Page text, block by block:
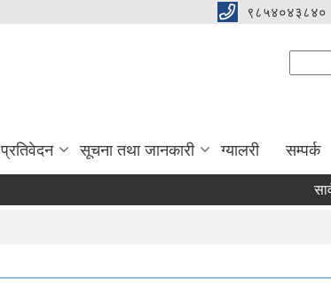
९८५४०४३८४०
प्रतिवेदन सूचना तथा जानकारी ग्यालरी सम्पर्क